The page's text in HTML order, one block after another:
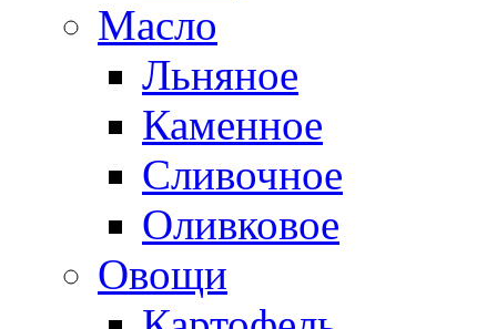
Масло
Льняное
Каменное
Сливочное
Оливковое
Овощи